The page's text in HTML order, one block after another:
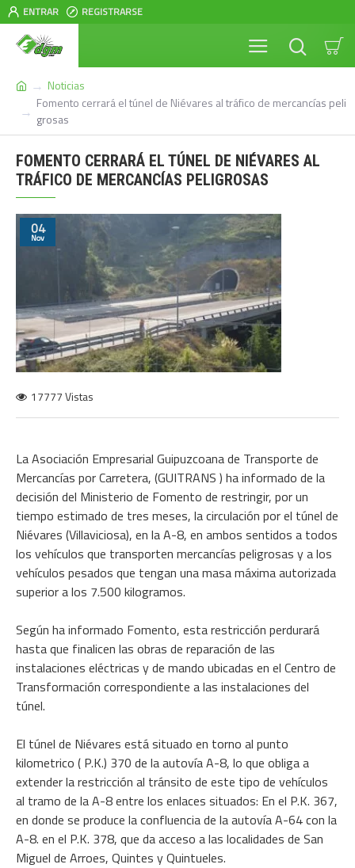
ENTRAR REGISTRARSE
Noticias
Fomento cerrará el túnel de Niévares al tráfico de mercancías peli
grosas
FOMENTO CERRARÁ EL TÚNEL DE NIÉVARES AL
TRÁFICO DE MERCANCÍAS PELIGROSAS
04
Nov
17777 Vistas
La Asociación Empresarial Guipuzcoana de Transporte de
Mercancías por Carretera, (GUITRANS ) ha informado de la
decisión del Ministerio de Fomento de restringir, por un
tiempo estimado de tres meses, la circulación por el túnel de
Niévares (Villaviciosa), en la A-8, en ambos sentidos a todos
los vehículos que transporten mercancías peligrosas y a los
vehículos pesados que tengan una masa máxima autorizada
superior a los 7.500 kilogramos.
Según ha informado Fomento, esta restricción perdurará
hasta que finalicen las obras de reparación de las
instalaciones eléctricas y de mando ubicadas en el Centro de
Transformación correspondiente a las instalaciones del
túnel.
El túnel de Niévares está situado en torno al punto
kilometrico ( P.K.) 370 de la autovía A-8, lo que obliga a
extender la restricción al tránsito de este tipo de vehículos
al tramo de la A-8 entre los enlaces situados: En el P.K. 367,
en donde se produce la confluencia de la autovía A-64 con la
A-8. en el P.K. 378, que da acceso a las localidades de San
Miguel de Arroes, Quintes y Quintueles.